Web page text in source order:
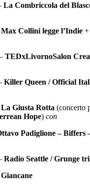
La Combriccola del
Max Collini legge l’Indie +
TEDxLivornoSalon
Killer Queen / Official
La Giusta Rotta (concerto
Hope) con
Padiglione – Biffers
Radio Seattle / Grunge
Giancane